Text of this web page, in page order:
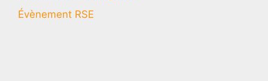
Évènement RSE